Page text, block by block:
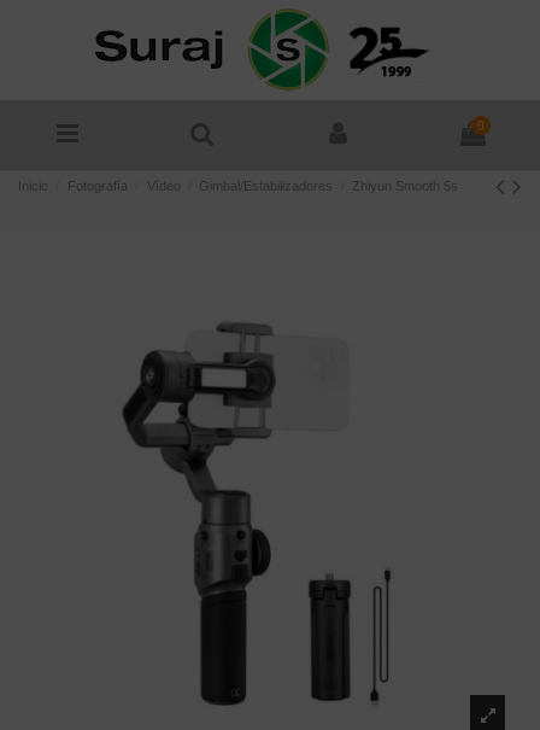
0
Inicio Fotografía Vídeo Gimbal/Estabilizadores Zhiyun Smooth 5s